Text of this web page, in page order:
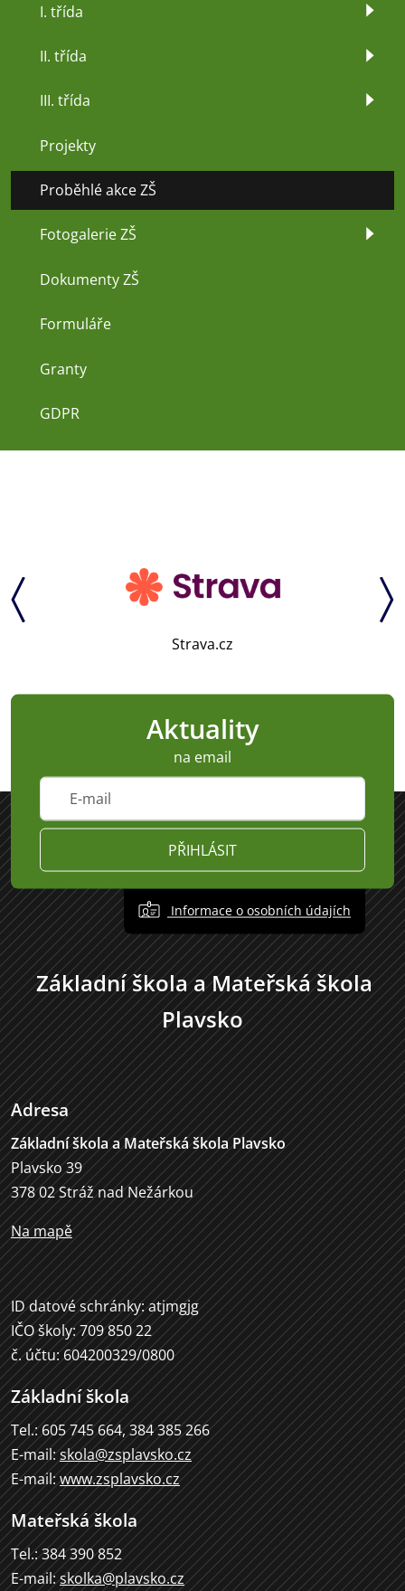
I. třída
II. třída
III. třída
Projekty
Proběhlé akce ZŠ
Fotogalerie ZŠ
Dokumenty ZŠ
Formuláře
Granty
GDPR
Strava.cz
Aktuality
na email
PŘIHLÁSIT
Informace o osobních údajích
Základní škola a Mateřská škola
Plavsko
Adresa
Základní škola a Mateřská škola Plavsko
Plavsko 39
378 02 Stráž nad Nežárkou
Na mapě
ID datové schránky: atjmgjg
IČO školy: 709 850 22
č. účtu: 604200329/0800
Základní škola
Tel.: 605 745 664, 384 385 266
E-mail: skola@zsplavsko.cz
E-mail: www.zsplavsko.cz
Mateřská škola
Tel.: 384 390 852
E-mail: skolka@plavsko.cz